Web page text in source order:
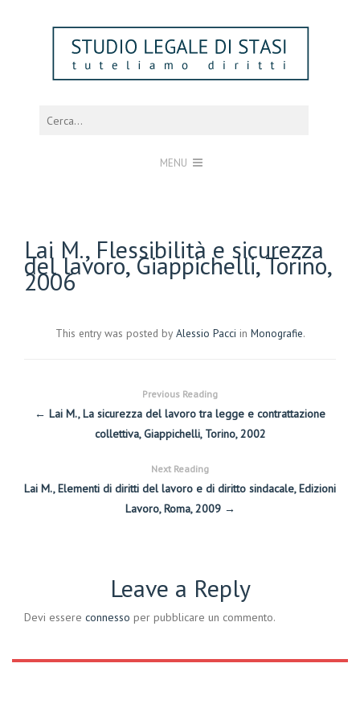
MENU
Lai M., Flessibilità e sicurezza
del lavoro, Giappichelli, Torino,
2006
This entry was posted by Alessio Pacci in Monografie.
Previous Reading
← Lai M., La sicurezza del lavoro tra legge e contrattazione
collettiva, Giappichelli, Torino, 2002
Next Reading
Lai M., Elementi di diritti del lavoro e di diritto sindacale, Edizioni
Lavoro, Roma, 2009 →
Leave a Reply
Devi essere connesso per pubblicare un commento.